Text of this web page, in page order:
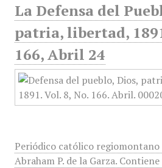
La Defensa del
patria, libertad,
166, Abril 24
Periódico católico
Abraham P. de la Garza.